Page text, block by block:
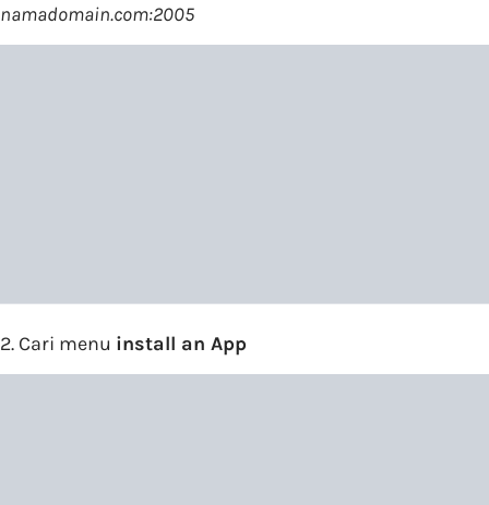
namadomain.com:2005
2. Cari menu install an App